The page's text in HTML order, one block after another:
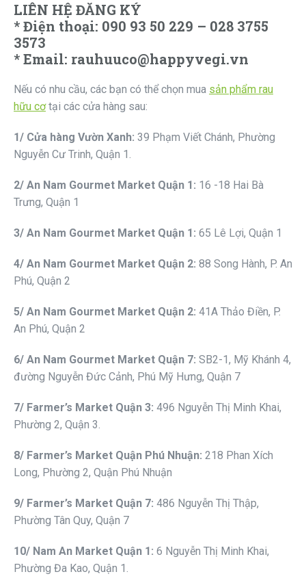
LIÊN HỆ ĐĂNG KÝ
* Điện thoại: 090 93 50 229 – 028 3755
3573
* Email: rauhuuco@happyvegi.vn
Nếu có nhu cầu, các bạn có thể chọn mua sản phẩm rau
hữu cơtại các cửa hàng sau:
1/ Cửa hàng Vườn Xanh: 39 Phạm Viết Chánh, Phường
Nguyễn Cư Trinh, Quận 1.
2/ An Nam Gourmet Market Quận 1: 16 -18 Hai Bà
Trưng, Quận 1
3/ An Nam Gourmet Market Quận 1: 65 Lê Lợi, Quận 1
4/ An Nam Gourmet Market Quận 2: 88 Song Hành, P. An
Phú, Quận 2
5/ An Nam Gourmet Market Quận 2: 41A Thảo Điền, P.
An Phú, Quận 2
6/ An Nam Gourmet Market Quận 7: SB2-1, Mỹ Khánh 4,
đường Nguyễn Đức Cảnh, Phú Mỹ Hưng, Quận 7
7/ Farmer’s Market Quận 3: 496 Nguyễn Thị Minh Khai,
Phường 2, Quận 3.
8/ Farmer’s Market Quận Phú Nhuận: 218 Phan Xích
Long, Phường 2, Quận Phú Nhuận
9/ Farmer’s Market Quận 7: 486 Nguyễn Thị Thập,
Phường Tân Quy, Quận 7
10/ Nam An Market Quận 1: 6 Nguyễn Thị Minh Khai,
Phường Đa Kao, Quận 1.